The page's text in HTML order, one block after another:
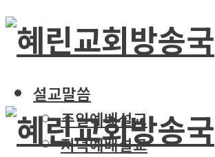
설교말씀
주일예배설교
저녁예배설교